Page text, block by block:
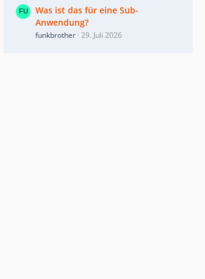
Was ist das für eine Sub-
Anwendung?
funkbrother 29. Juli 2026